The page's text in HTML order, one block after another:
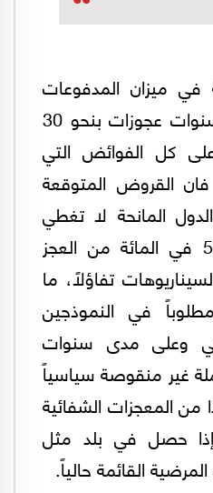
في ميزان المدفوعات
الذي سجل في 10 سنوات عجوزات بنحو 30
كل الفوائض التي
منذ 1991، فان القروض المتوقعة
المانحة لا تغطي
سنوياً إلا 25 الى 50 في المائة من العجز
تفاؤلاً، ما
في النموذجين
وعلى مدى سنوات
غير منقوصة سياسياً
من المعجزات الشفائية
إذا حصل في بلد مثل
القائمة حالياً.